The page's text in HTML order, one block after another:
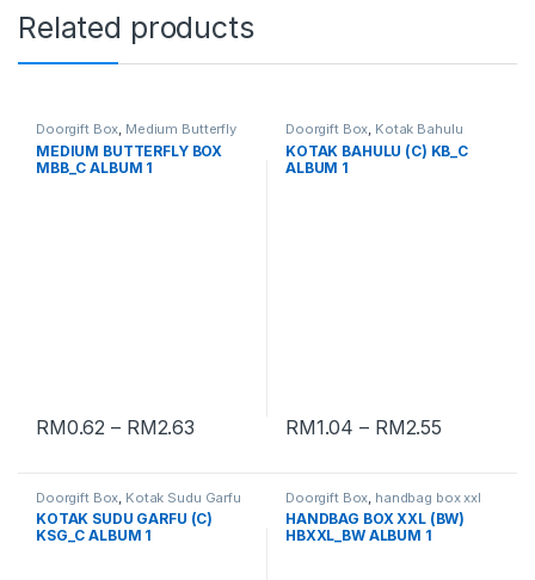
Related products
Doorgift Box, Medium Butterfly
Box
MEDIUM BUTTERFLY BOX
MBB_C ALBUM 1
RM0.62 – RM2.63
Doorgift Box, Kotak Bahulu
KOTAK BAHULU (C) KB_C
ALBUM 1
RM1.04 – RM2.55
Doorgift Box Kotak Sudu Garfu
KOTAK SUDU GARFU (C)
KSG_C ALBUM 1
Doorgift Box handbag box xxl
HANDBAG BOX XXL (BW)
HBXXL_BW ALBUM 1